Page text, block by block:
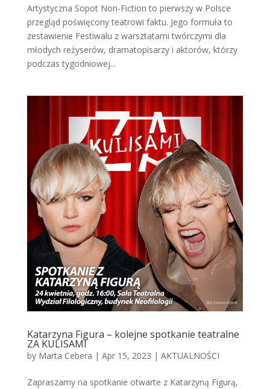
Artystyczna Sopot Non-Fiction to pierwszy w Polsce
przegląd poświęcony teatrowi faktu. Jego formuła to
zestawienie Festiwalu z warsztatami twórczymi dla
młodych reżyserów, dramatopisarzy i aktorów, którzy
podczas tygodniowej...
Katarzyna Figura – kolejne spotkanie teatralne
ZA KULISAMI
by Marta Cebera | Apr 15, 2023 | AKTUALNOŚCI
Zapraszamy na spotkanie otwarte z Katarzyną Figurą,